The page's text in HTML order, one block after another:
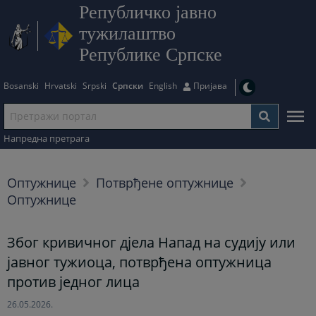
Републичко јавно
тужилаштво
Републике Српске
Bosanski Hrvatski Srpski Српски English Пријава
Напредна претрага
Оптужнице
Потврђене оптужнице
Оптужнице
Због кривичног дјела Напад на судију или
јавног тужиоца, потврђена оптужница
против једног лица
26.05.2026.